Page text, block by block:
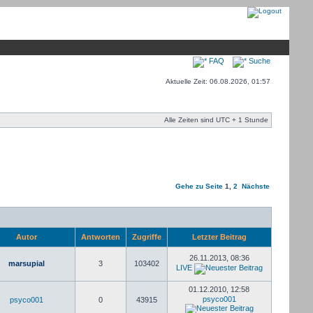
FAQ Suche
Aktuelle Zeit: 06.08.2026, 01:57
Alle Zeiten sind UTC + 1 Stunde
Gehe zu Seite 1 2 Nächste
Autor Antworten Zugriffe Letzter Beitrag
marsupial 3 103402
26.11.2013, 08:36
LIVE
psyco001 0 43915
01.12.2010, 12:58
psyco001